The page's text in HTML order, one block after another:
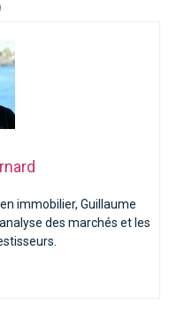
immobilier, Guillaume
des marchés et les